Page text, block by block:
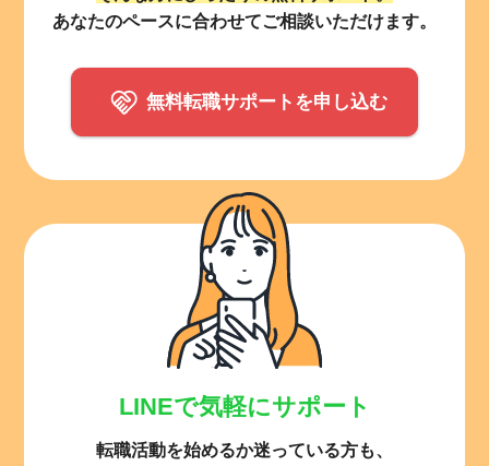
あなたのペースに合わせてご相談いただけます。
無料転職サポートを申し込む
LINEで気軽にサポート
転職活動を始めるか迷っている方も、